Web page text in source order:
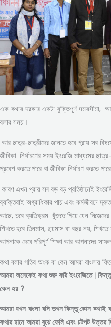
এক কথায় দরকার একটা যুক্তিপূর্ণ সময়সীমা,
বলার সময়।
আর ছাত্র-ছাত্রীদের জানতে হবে প্রায় সব
জীবিকা নির্ধারণের সময় ইংরেজি মাধ্যমের
প্রবেশ করতে পারে বা জীবিকা নির্ধারণ করতে
কারণ এখন প্রায় সব বড় বড় প্রতিষ্ঠানেই
ব্যক্তিরাই অগ্রাধিকার পায় এবং কর্মজীবনে
আছে, তবে ব্যতিক্রম খুঁজতে গিয়ে যেন
শিখতে হবে তিনমাস, ছয়মাস বা বছর নয়,
আপনাকে দেবে পরিপূর্ণ শিক্ষা আর আপনাদের
কথা বলার গতির অংক বা কেন আমরা বাংলায়
আমরা অনেকেই কথা শুরু করি ইংরেজিতে | কিন্তু
কেন হয় ?
আমরা যখন বাংলা বলি তখন কিন্তু কোন কথাই
কথার মানে আমরা বুঝে ফেলি এবং চটপট উত্তর